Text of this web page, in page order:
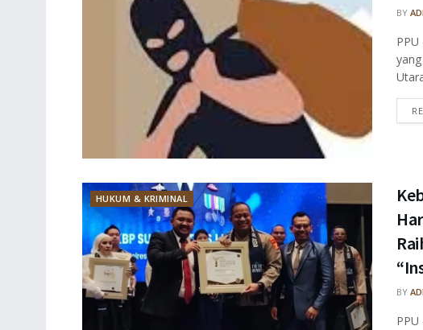
BY
HUKUM & KRIMINAL
BY